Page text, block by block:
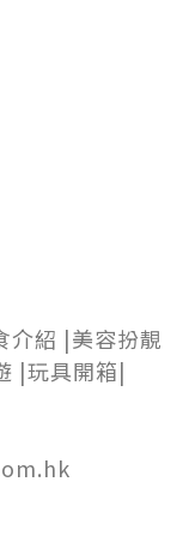
介紹 |美容扮靚
|玩具開箱|